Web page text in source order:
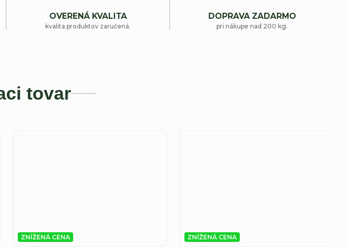
OVERENÁ KVALITA
kvalita produktov zaručená.
DOPRAVA ZADARMO
pri nákupe nad 200 kg.
tovar
ZNÍŽENÁ CENA ZNÍŽENÁ CENA